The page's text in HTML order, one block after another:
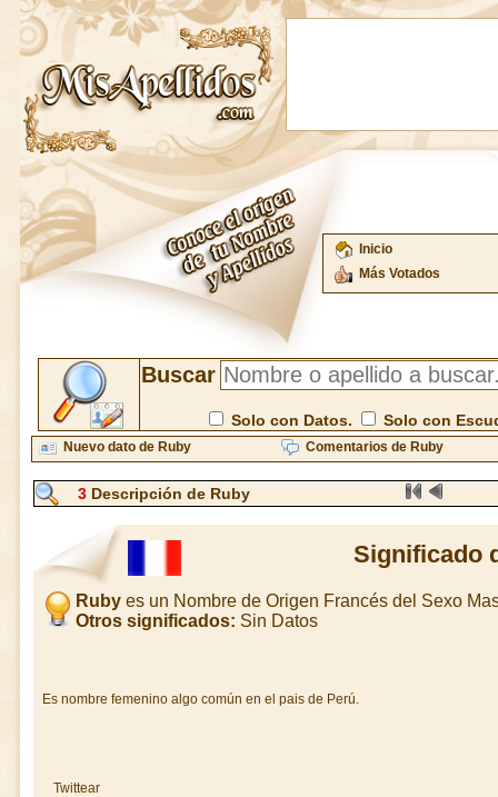
Inicio
Más Votados
Buscar
Solo con Datos. Solo con
Nuevo dato de Ruby Comentarios de Ruby
3Descripción de Ruby
Significado
Ruby es un Nombre de Origen Francés del Sexo
Otros significados: Sin Datos
Es nombre femenino algo común en el pais de Perú.
Twittear